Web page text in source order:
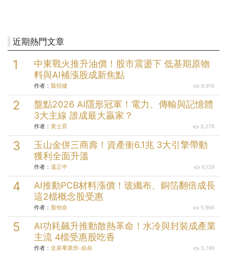
近期熱門文章
中東戰火推升油價！股市震盪下 低基期原物
料與AI補漲股成新焦點
作者： 龔招健 6,916
盤點2026 AI隱形冠軍！電力、傳輸與記憶體
3大主線 誰成最大贏家？
作者： 黃士育 6,278
玉山金併三商壽！資產衝6.1兆 3大引擎帶動
獲利全面升溫
作者： 溫正中 6,129
AI推動PCB材料漲價！玻纖布、銅箔翻倍成長
這2檔概念股受惠
作者： 股他命 5,966
AI功耗飆升推動散熱革命！水冷與封裝成產業
主流 4檔受惠股吃香
作者： 韭菜畢業班-叔叔 5,749